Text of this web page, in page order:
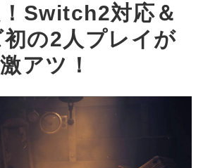
Switch2対応＆
の2人プレイが
激アツ！